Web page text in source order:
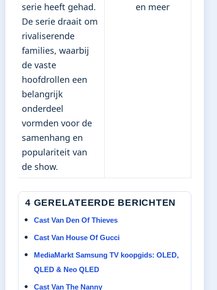
serie heeft gehad.
De serie draait om
rivaliserende
families, waarbij
de vaste
hoofdrollen een
belangrijk
onderdeel
vormden voor de
samenhang en
populariteit van
de show.
en meer
4 GERELATEERDE BERICHTEN
Cast Van Den Of Thieves
Cast Van House Of Gucci
MediaMarkt Samsung TV koopgids: OLED,
QLED & Neo QLED
Cast Van The Nanny